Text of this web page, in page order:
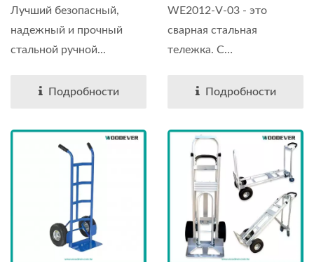
(грузоподъемность
270 Кг)
Лучший безопасный,
надежный и прочный
стальной ручной...
Подробности
Колесами
(грузоподъемность
360 Кг)
WE2012-V-03 - это
сварная стальная
тележка. С
Подробности